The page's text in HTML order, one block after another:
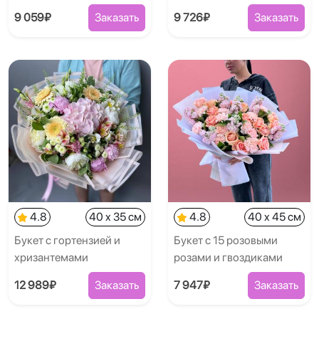
9 059₽ Заказать 9 726₽ Заказать
4.8
40 x 35 см
Букет с гортензией и
хризантемами
12 989₽ Заказать
4.8
40 x 45 см
Букет с 15 розовыми
розами и гвоздиками
7 947₽ Заказать